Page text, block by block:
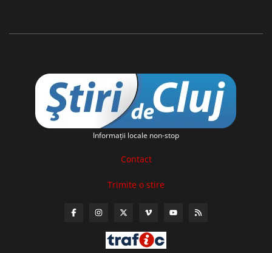
Informaţii locale non-stop
Contact
Trimite o stire